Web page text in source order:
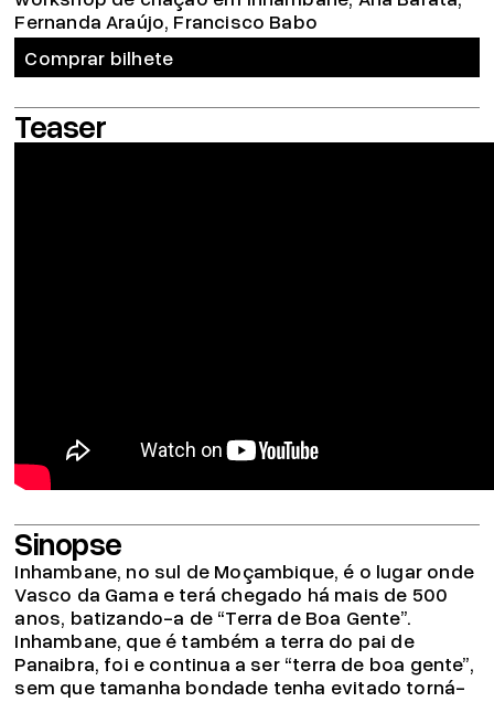
Fernanda Araújo, Francisco Babo
Comprar bilhete
Teaser
Sinopse
Inhambane, no sul de Moçambique, é o lugar onde
Vasco da Gama e terá chegado há mais de 500
anos, batizando-a de “Terra de Boa Gente”.
Inhambane, que é também a terra do pai de
Panaibra, foi e continua a ser “terra de boa gente”,
sem que tamanha bondade tenha evitado torná-